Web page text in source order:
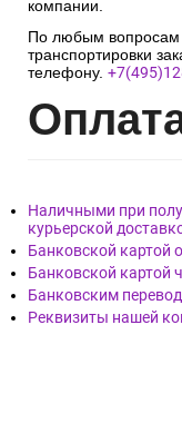
компании.
По любым вопросам
транспортировки
телефону.
Опл
Наличными при
курьерской
Банковской картой
Банковской картой
Банковским
Реквизиты нашей